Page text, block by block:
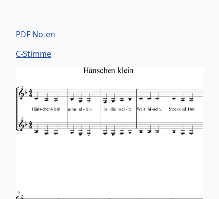
PDF Noten
C-Stimme